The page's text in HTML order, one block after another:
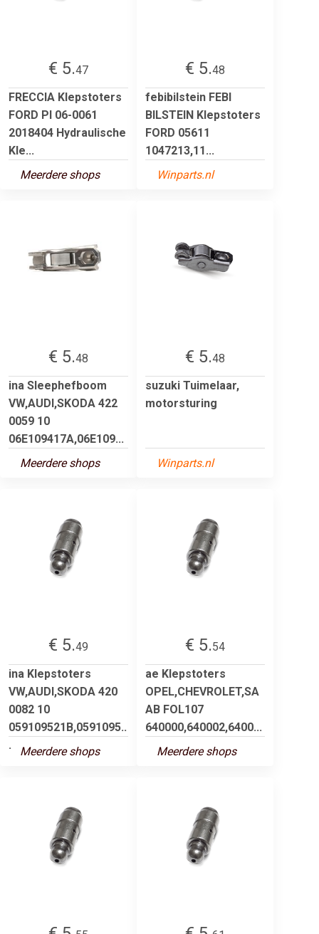
€ 5.47
FRECCIA Klepstoters
FORD PI 06-0061
2018404 Hydraulische
Kle...
Meerdere shops
€ 5.48
febibilstein FEBI
BILSTEIN Klepstoters
FORD 05611
1047213,11...
Winparts.nl
€ 5.48
ina Sleephefboom
VW,AUDI,SKODA 422
0059 10
06E109417A,06E109...
Meerdere shops
€ 5.48
suzuki Tuimelaar,
motorsturing
Winparts.nl
€ 5.49
ina Klepstoters
VW,AUDI,SKODA 420
0082 10
059109521B,0591095..
.
Meerdere shops
€ 5.54
ae Klepstoters
OPEL,CHEVROLET,SA
AB FOL107
640000,640002,6400...
Meerdere shops